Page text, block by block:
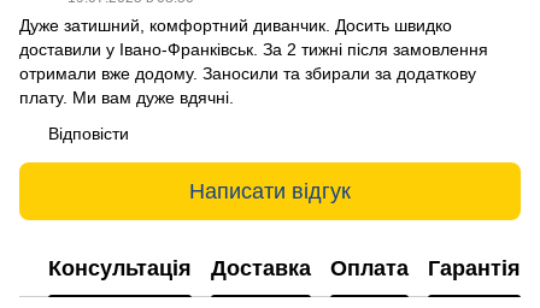
Дуже затишний, комфортний диванчик. Досить швидко
доставили у Івано-Франківськ. За 2 тижні після замовлення
отримали вже додому. Заносили та збирали за додаткову
плату. Ми вам дуже вдячні.
Відповісти
Написати відгук
Консультація Доставка Оплата Гарантія